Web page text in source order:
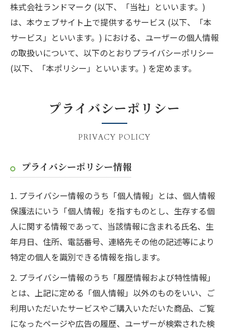
株式会社ランドマーク (以下、「当社」といいます。)
は、本ウェブサイト上で提供するサービス (以下、「本
サービス」といいます。) における、ユーザーの個人情報
の取扱いについて、以下のとおりプライバシーポリシー
(以下、「本ポリシー」といいます。) を定めます。
プライバシーポリシー
PRIVACY POLICY
プライバシーポリシー情報
1. プライバシー情報のうち「個人情報」とは、個人情報
保護法にいう「個人情報」を指すものとし、生存する個
人に関する情報であって、当該情報に含まれる氏名、生
年月日、住所、電話番号、連絡先その他の記述等により
特定の個人を識別できる情報を指します。
2. プライバシー情報のうち「履歴情報および特性情報」
とは、上記に定める「個人情報」以外のものをいい、ご
利用いただいたサービスやご購入いただいた商品、ご覧
になったページや広告の履歴、ユーザーが検索された検